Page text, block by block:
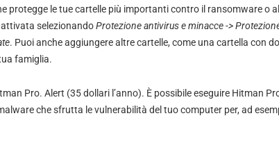
protegge le tue cartelle più importanti contro il ransomware o
selezionandoProtezione antivirus e minacce ->
. Puoi anche aggiungere altre cartelle, come una cartella con
famiglia.
Pro. Alert (35 dollari l’anno). È possibile eseguire Hitman
che sfrutta le vulnerabilità del tuo computer per, ad